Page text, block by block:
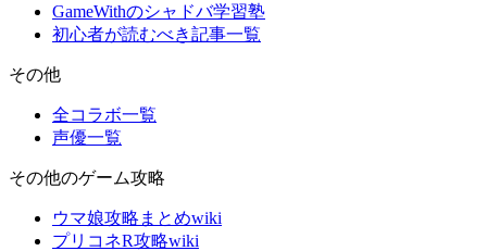
GameWithのシャドバ学習塾
初心者が読むべき記事一覧
その他
全コラボ一覧
声優一覧
その他のゲーム攻略
ウマ娘攻略まとめwiki
プリコネR攻略wiki